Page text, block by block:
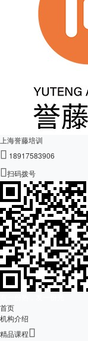
上海誉藤培训
 18917583906
扫码拨号
首页
机构介绍
精品课程